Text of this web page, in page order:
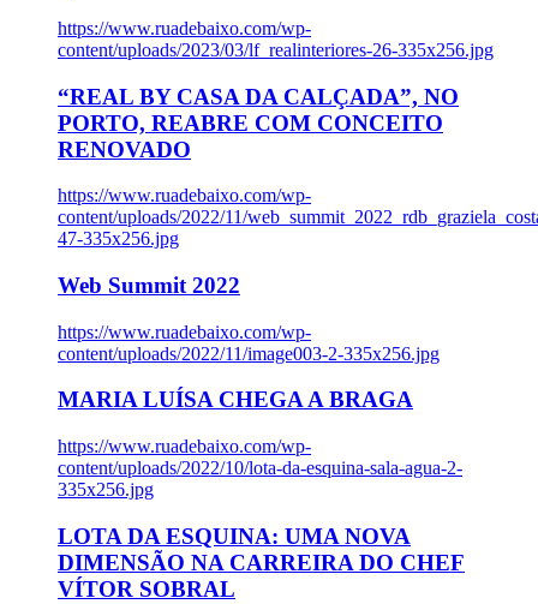
https://www.ruadebaixo.com/wp-
content/uploads/2023/03/lf_realinteriores-26-335x256.jpg
“REAL BY CASA DA CALÇADA”, NO
PORTO, REABRE COM CONCEITO
RENOVADO
https://www.ruadebaixo.com/wp-
content/uploads/2022/11/
47-335x256.jpg
Web Summit 2022
https://www.ruadebaixo.com/wp-
content/uploads/2022/11/image003-2-335x256.jpg
MARIA LUÍSA CHEGA A BRAGA
https://www.ruadebaixo.com/wp-
content/uploads/2022/10/lota-da-esquina-sala-agua-2-
335x256.jpg
LOTA DA ESQUINA: UMA NOVA
DIMENSÃO NA CARREIRA DO CHEF
VÍTOR SOBRAL